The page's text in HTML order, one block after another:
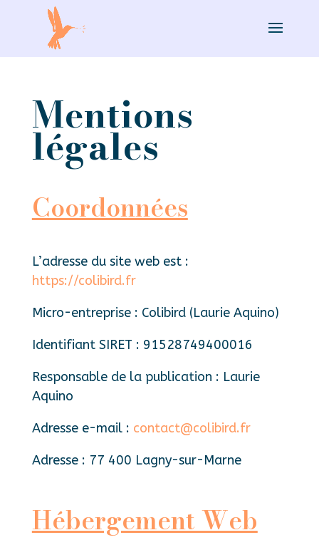
Mentions
légales
Coordonnées
L’adresse du site web est :
https://colibird.fr
Micro-entreprise : Colibird (Laurie Aquino)
Identifiant SIRET : 91528749400016
Responsable de la publication : Laurie
Aquino
Adresse e-mail : contact@colibird.fr
Adresse : 77 400 Lagny-sur-Marne
Hébergement Web